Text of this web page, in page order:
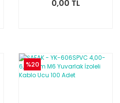
0,00 TL
%20